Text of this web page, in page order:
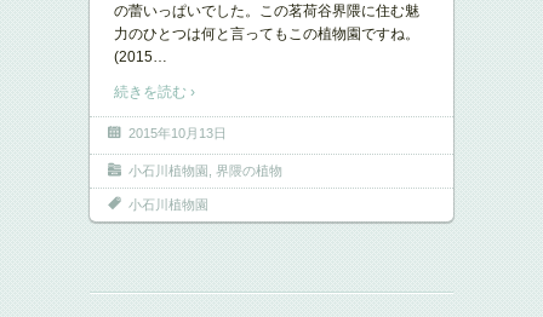
の蕾いっぱいでした。この茗荷谷界隈に住む魅
力のひとつは何と言ってもこの植物園ですね。
(2015…
続きを読む ›
2015年10月13日
小石川植物園 界隈の植物
小石川植物園